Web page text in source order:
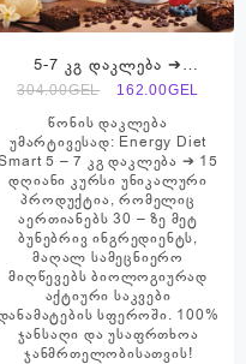
5-7 კგ დაკლება ➔
პროდუქტების ნაკრები ➔
Energy Diet Smart
304.00GEL
Original
price
was:
304.00₾.
162.00GEL
is:
წონის დაკლება
უმარტივესად: Energy Diet
5 – 7 კგ დაკლება ➔ 15
დღიანი კურსი უნიკალური
პროდუქტია, რომელიც
აერთიანებს 30 – ზე მეტ
ბუნებრივ ინგრედიენტს,
მაღალ სამეცნიერო
მიღწევებს ბიოლოგიურად
აქტიური საკვები
სფეროში. 100%
ჯანსაღი და უსაფრთხოა
ჯანმრთელობისათვის!